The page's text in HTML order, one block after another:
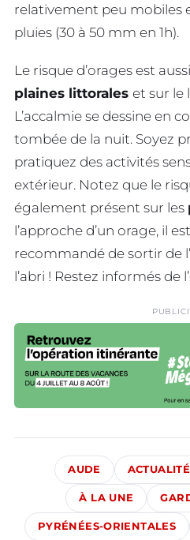
relativement peu mobiles
pluies (30 à 50 mm en 1h).
Le risque d’orages est
plaines littorales et sur le
L’accalmie se dessine en
tombée de la nuit. Soyez
pratiquez des activités
extérieur. Notez que le
également présent sur les
l’approche d’un orage, il
recommandé de sortir de
l’abri ! Restez informés de
AUDE
À LA UNE
PYRÉNÉES-ORIENTALES